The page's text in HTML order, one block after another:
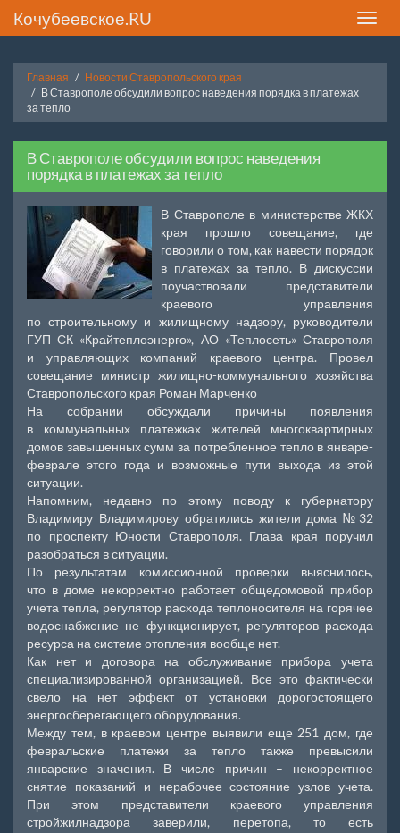
Toggle
Кочубеевское.RU
Главная
Новости Ставропольского края
В Ставрополе обсудили вопрос наведения порядка в платежах
за тепло
В Ставрополе обсудили вопрос наведения
порядка в платежах за тепло
В Ставрополе в министерстве ЖКХ
края прошло совещание, где
говорили о том, как навести порядок
в платежах за тепло. В дискуссии
поучаствовали представители
краевого управления
по строительному и жилищному надзору, руководители
ГУП СК «Крайтеплоэнерго», АО «Теплосеть» Ставрополя
и управляющих компаний краевого центра. Провел
совещание министр жилищно-коммунального хозяйства
Ставропольского края Роман Марченко
На собрании обсуждали причины появления
в коммунальных платежках жителей многоквартирных
домов завышенных сумм за потребленное тепло в январе-
феврале этого года и возможные пути выхода из этой
ситуации.
Напомним, недавно по этому поводу к губернатору
Владимиру Владимирову обратились жители дома №32
по проспекту Юности Ставрополя. Глава края поручил
разобраться в ситуации.
По результатам комиссионной проверки выяснилось,
что в доме некорректно работает общедомовой прибор
учета тепла, регулятор расхода теплоносителя на горячее
водоснабжение не функционирует, регуляторов расхода
ресурса на системе отопления вообще нет.
Как нет и договора на обслуживание прибора учета
специализированной организацией. Все это фактически
свело на нет эффект от установки дорогостоящего
энергосберегающего оборудования.
Между тем, в краевом центре выявили еще 251 дом, где
февральские платежи за тепло также превысили
январские значения. В числе причин – некорректное
снятие показаний и нерабочее состояние узлов учета.
При этом представители краевого управления
стройжилнадзора заверили, перетопа, то есть